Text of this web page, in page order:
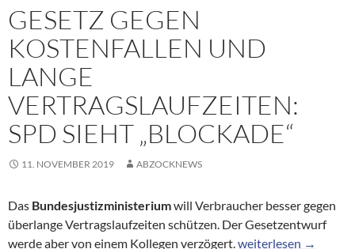
GESETZ GEGEN
KOSTENFALLEN UND
LANGE
VERTRAGSLAUFZEITEN:
SPD SIEHT „BLOCKADE“
11. NOVEMBER 2019 ABZOCKNEWS
Das Bundesjustizministeriumwill Verbraucher besser gegen
überlange Vertragslaufzeiten schützen. Der Gesetzentwurf
werde aber von einem Kollegen verzögert.Gesetz gegen
weiterlesen →